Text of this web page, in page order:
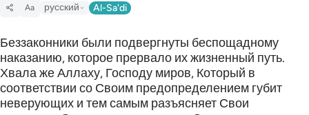
Aa русский Al-Sa'di
Беззаконники были подвергнуты беспощадному
наказанию, которое прервало их жизненный путь.
Хвала же Аллаху, Господу миров, Который в
соответствии со Своим предопределением губит
неверующих и тем самым разъясняет Свои